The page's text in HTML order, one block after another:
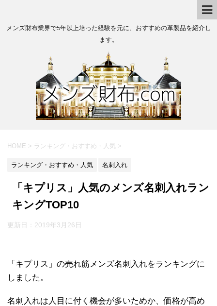
メンズ財布業界で5年以上培った経験を元に、おすすめの革製品を紹介し
ます。
HOME > ランキング・おすすめ・人気 >
ランキング・おすすめ・人気 名刺入れ
「キプリス」人気のメンズ名刺入れラン
キングTOP10
更新日： 2019年3月26日
「キプリス」の売れ筋メンズ名刺入れをランキングに
しました。
名刺入れは人目に付く機会が多いためか、価格が高め